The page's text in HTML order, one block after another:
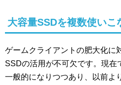
大容量SSDを複数使いこ
ゲームクライアントの肥大化に
SSDの活用が不可欠です。現
一般的になりつつあり、以前よ